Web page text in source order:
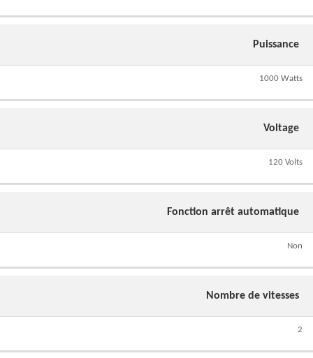
Puissance
1000 Watts
Voltage
120 Volts
Fonction arrêt automatique
Non
Nombre de vitesses
2